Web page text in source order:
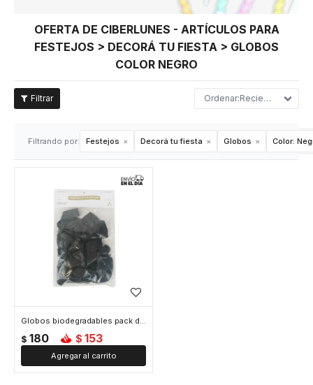
OFERTA DE CIBERLUNES - ARTÍCULOS PARA
FESTEJOS > DECORÁ TU FIESTA > GLOBOS
COLOR NEGRO
Recientes
Filtrando por: Festejos Decorá tu fiesta Globos Color:
Globos biodegradables pack de 25 unidades - Negro
$ 180 $ 153